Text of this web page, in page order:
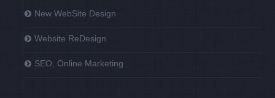
New WebSite Design
Website ReDesign
SEO, Online Marketing